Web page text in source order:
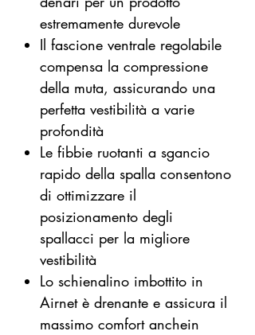
estremamente durevole
Il fascione ventrale regolabile
compensa la compressione
della muta, assicurando una
perfetta vestibilità a varie
profondità
Le fibbie ruotanti a sgancio
rapido della spalla consentono
di ottimizzare il
posizionamento degli
spallacci per la migliore
vestibilità
Lo schienalino imbottito in
Airnet è drenante e assicura il
massimo comfort anchein